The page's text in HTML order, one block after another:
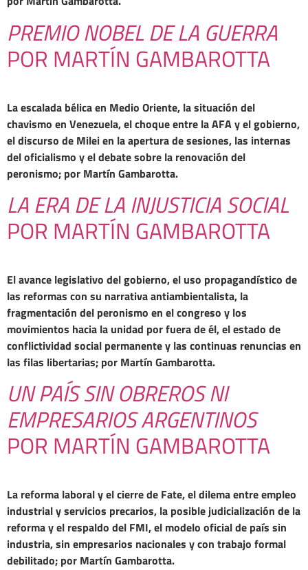
PREMIO NOBEL DE LA GUERRA
POR MARTÍN GAMBAROTTA
La escalada bélica en Medio Oriente, la situación del
chavismo en Venezuela, el choque entre la AFA y el gobierno,
el discurso de Milei en la apertura de sesiones, las internas
del oficialismo y el debate sobre la renovación del
peronismo; por Martín Gambarotta.
LA ERA DE LA INJUSTICIA SOCIAL
POR MARTÍN GAMBAROTTA
El avance legislativo del gobierno, el uso propagandístico de
las reformas con su narrativa antiambientalista, la
fragmentación del peronismo en el congreso y los
movimientos hacia la unidad por fuera de él, el estado de
conflictividad social permanente y las continuas renuncias en
las filas libertarias; por Martín Gambarotta.
UN PAÍS SIN OBREROS NI
EMPRESARIOS ARGENTINOS
POR MARTÍN GAMBAROTTA
La reforma laboral y el cierre de Fate, el dilema entre empleo
industrial y servicios precarios, la posible judicialización de la
reforma y el respaldo del FMI, el modelo oficial de país sin
industria, sin empresarios nacionales y con trabajo formal
debilitado; por Martín Gambarotta.